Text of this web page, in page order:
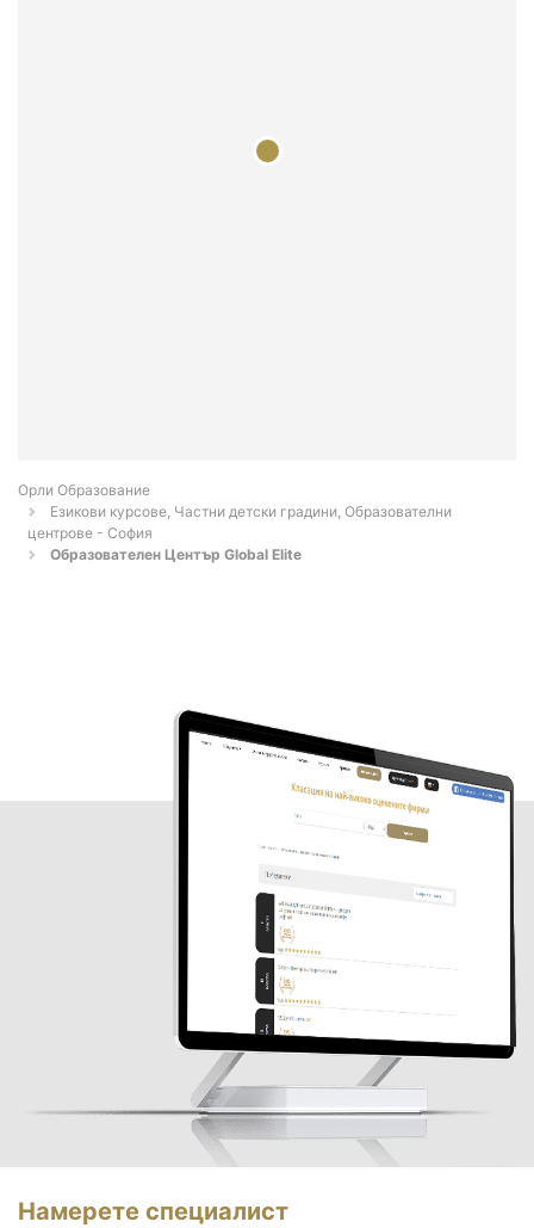
Орли Образование
Езикови курсове, Частни детски градини, Образователни
центрове - София
Образователен Център Global Elite
Намерете специалист